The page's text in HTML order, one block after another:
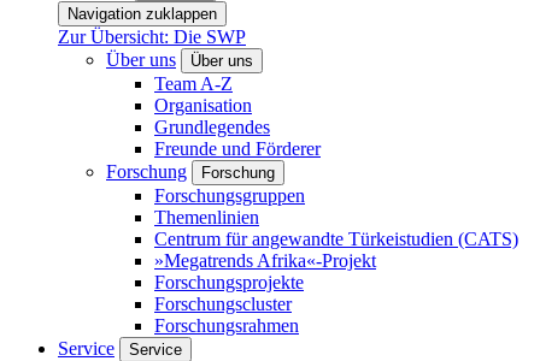
Navigation zuklappen
Zur Übersicht: Die SWP
Über uns
Über uns
Team A-Z
Organisation
Grundlegendes
Freunde und Förderer
Forschung
Forschung
Forschungsgruppen
Themenlinien
Centrum für angewandte Türkeistudien (CATS)
»Megatrends Afrika«-Projekt
Forschungsprojekte
Forschungscluster
Forschungsrahmen
Service
Service